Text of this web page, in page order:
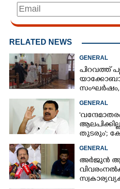
RELATED NEWS
GENERAL
പിറവത്ത്
സംഘർഷം,
GENERAL
തുടരും';
GENERAL
അർജുൻ